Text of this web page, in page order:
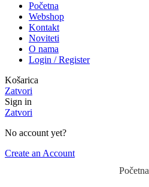
Početna
Webshop
Kontakt
Noviteti
O nama
Login / Register
Košarica
Zatvori
Sign in
Zatvori
No account yet?
Create an Account
Početna